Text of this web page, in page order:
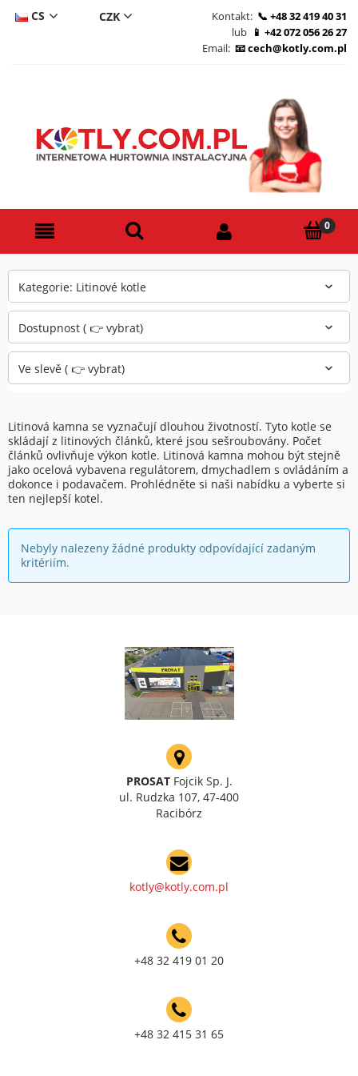
CS
Kontakt:
+48 32 419 40 31
lub
+42 072 056 26 27
Email:
cech@kotly.com.pl
Kategorie: Litinové kotle
Dostupnost ( 👉 vybrat)
Ve slevě ( 👉 vybrat)
Litinová kamna se vyznačují dlouhou životností. Tyto kotle se
skládají z litinových článků, které jsou sešroubovány. Počet
článků ovlivňuje výkon kotle. Litinová kamna mohou být stejně
jako ocelová vybavena regulátorem, dmychadlem s ovládáním a
dokonce i podavačem. Prohlédněte si naši nabídku a vyberte si
ten nejlepší kotel.
Nebyly nalezeny žádné produkty odpovídající zadaným
kritériím.
PROSATFojcik Sp. J.
ul. Rudzka 107, 47-400
Racibórz
kotly@kotly.com.pl
+48 32 419 01 20
+48 32 415 31 65